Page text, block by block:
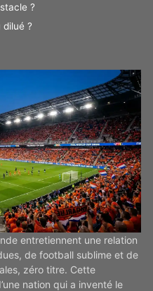
?
?
entretiennent une relation
de football sublime et de
zéro titre. Cette
nation qui a inventé le